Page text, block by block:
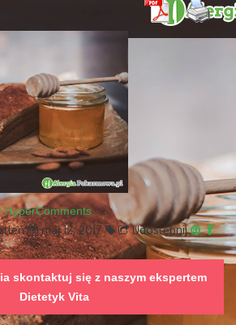
HyperComments
maj 12, 2017 Udostępnij
skontaktuj się z naszym ekspertem
Dietetyk Vita